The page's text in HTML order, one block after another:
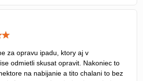
5
za opravu ipadu, ktory aj v
odmietli skusat opravit. Nakoniec to
na nabijanie a tito chalani to bez